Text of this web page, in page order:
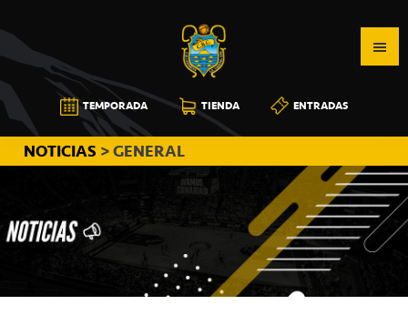
a
la
navegación
principal
al
contenido
principal
a
la
barra
lateral
principal
CB
CANARIAS
TEMPORADA TIENDA ENTRADAS
NOTICIAS > GENERAL